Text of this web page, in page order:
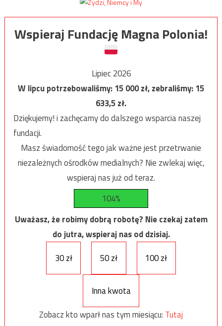
Wspieraj Fundację Magna Polonia!
Lipiec 2026
W lipcu potrzebowaliśmy:15 000zł, zebraliśmy:15
633,5zł.
Dziękujemy! i zachęcamy do dalszego wsparcia naszej
fundacji.
Masz świadomość tego jak ważne jest przetrwanie
niezależnych ośrodków medialnych? Nie zwlekaj więc,
wspieraj nas już od teraz.
104%
Uważasz, że robimy dobrą robotę? Nie czekaj zatem
do jutra, wspieraj nas od dzisiaj.
30 zł
50 zł 100 zł
Inna kwota
Zobacz kto wparł nas tym miesiącu: Tutaj